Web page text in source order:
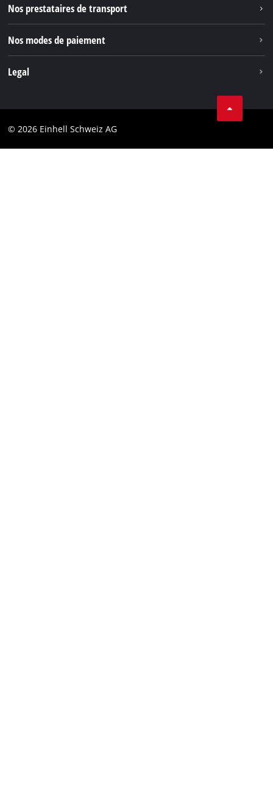
Pinterest
Nos prestataires de transport
Nos modes de paiement
Legal
Marque
© 2026 Einhell Schweiz AG